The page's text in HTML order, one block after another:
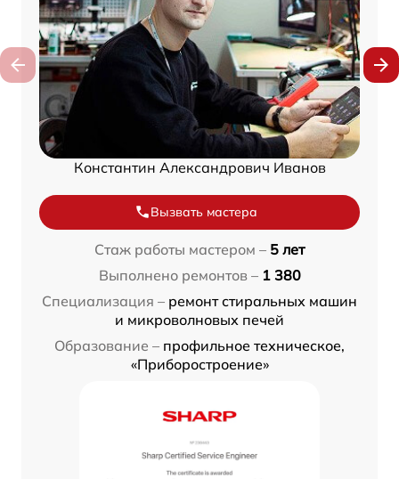
Константин Александрович Иванов
Вызвать мастера
Стаж работы мастером – 5 лет
Выполнено ремонтов – 1 380
Специализация – ремонт стиральных машин
и микроволновых печей
Образование – профильное техническое,
«Приборостроение»